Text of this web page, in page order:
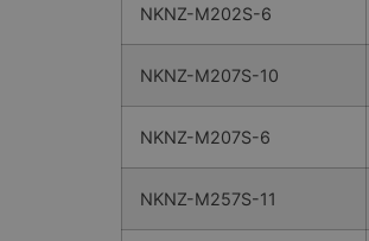
NKNZ-M202S-6
NKNZ-M207S-10
NKNZ-M207S-6
NKNZ-M257S-11